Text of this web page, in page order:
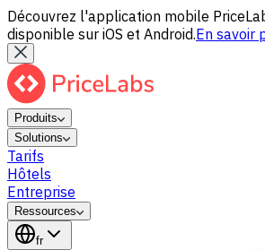
Découvrez l'application mobile
disponible sur iOS et Android.En savoir
Produits
Solutions
Tarifs
Hôtels
Entreprise
Ressources
fr